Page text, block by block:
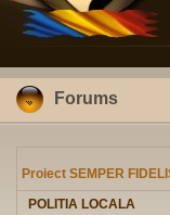
Forums
Proiect SEMPER
POLITIA LOCALA